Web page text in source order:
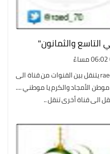
والثمانون"
رائد العودة - 23 سبتمبر - @raed_70 يتنقل بين القنوات من قناة الى
الأمجاد والكرم يا موطني ....
الى قناة أخرى تنقل ..